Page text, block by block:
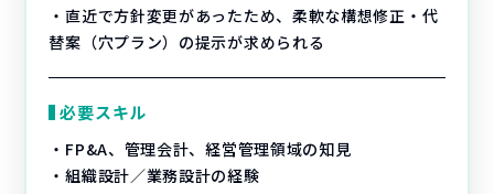
・直近で方針変更があったため、柔軟な構想修正・代
替案（穴プラン）の提示が求められる
必要スキル
・FP&A、管理会計、経営管理領域の知見
・組織設計／業務設計の経験